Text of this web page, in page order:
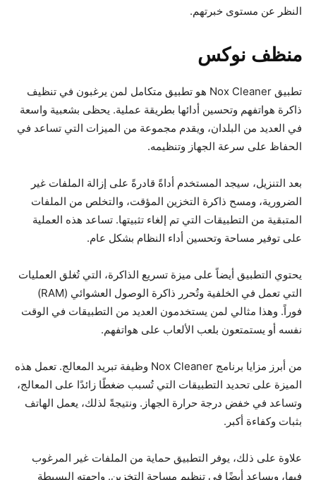
النظر عن مستوى خبرتهم.
منظف نوكس
تطبيق Nox Cleaner هو تطبيق متكامل لمن يرغبون في تنظيف
ذاكرة هواتفهم وتحسين أدائها بطريقة عملية. يحظى بشعبية واسعة
في العديد من البلدان، ويقدم مجموعة من الميزات التي تساعد في
الحفاظ على سرعة الجهاز وتنظيمه.
بعد التنزيل، سيجد المستخدم أداةً قادرةً على إزالة الملفات غير
الضرورية، ومسح ذاكرة التخزين المؤقت، والتخلص من الملفات
المتبقية من التطبيقات التي تم إلغاء تثبيتها. تساعد هذه العملية
على توفير مساحة وتحسين أداء النظام بشكل عام.
يحتوي التطبيق أيضاً على ميزة تسريع الذاكرة، التي تُغلق العمليات
التي تعمل في الخلفية وتُحرر ذاكرة الوصول العشوائي (RAM)
فوراً. وهذا مثالي لمن يستخدمون العديد من التطبيقات في الوقت
نفسه أو يستمتعون بلعب الألعاب على هواتفهم.
من أبرز مزايا برنامج Nox Cleaner وظيفة تبريد المعالج. تعمل هذه
الميزة على تحديد التطبيقات التي تُسبب ضغطًا زائدًا على المعالج،
وتساعد في خفض درجة حرارة الجهاز. ونتيجةً لذلك، يعمل الهاتف
بثبات وكفاءة أكبر.
علاوة على ذلك، يوفر التطبيق حماية من الملفات غير المرغوب
فيها، ويساعد أيضًا في تنظيم مساحة التخزين. واجهته البسيطة